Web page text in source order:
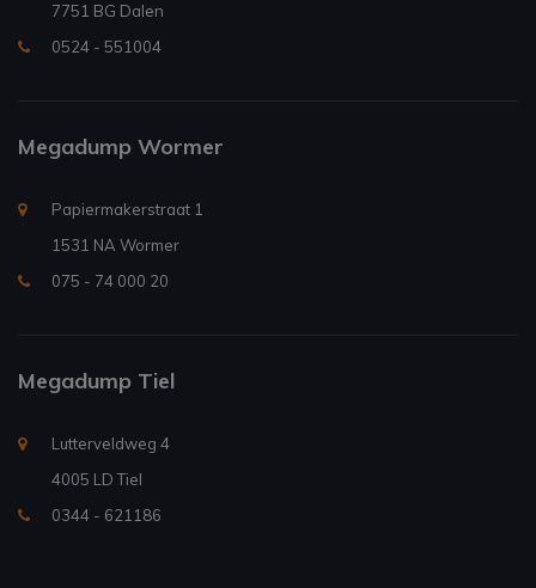
7751 BG Dalen
0524 - 551004
Megadump Wormer
Papiermakerstraat 1
1531 NA Wormer
075 - 74 000 20
Megadump Tiel
Lutterveldweg 4
4005 LD Tiel
0344 - 621186